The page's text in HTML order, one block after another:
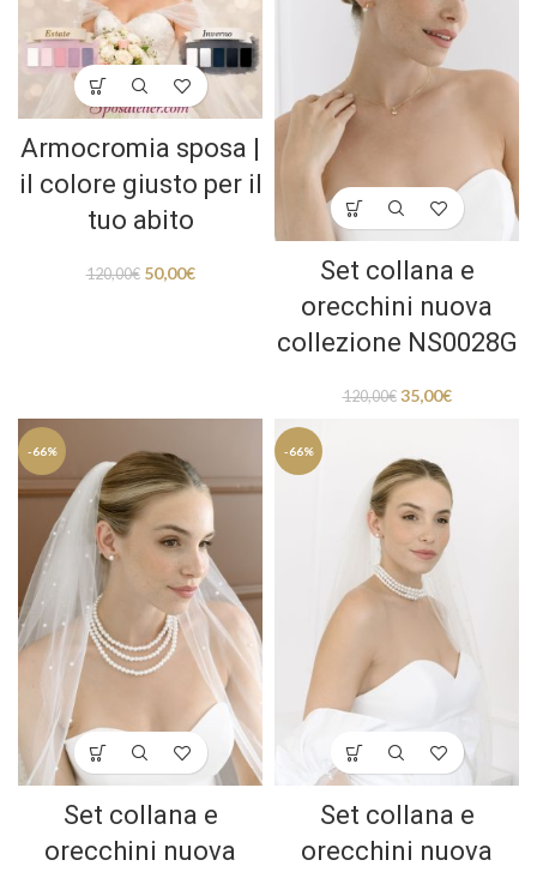
Armocromia sposa |
il colore giusto per il
tuo abito
120,00€ 50,00€
Set collana e
orecchini nuova
collezione NS0028G
120,00€ 35,00€
-66%
Set collana e
orecchini nuova
-66%
Set collana e
orecchini nuova